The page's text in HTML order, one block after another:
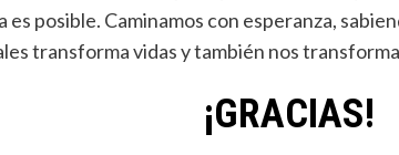
es posible. Caminamos con esperanza,
transforma vidas y también nos
¡GRACIAS!